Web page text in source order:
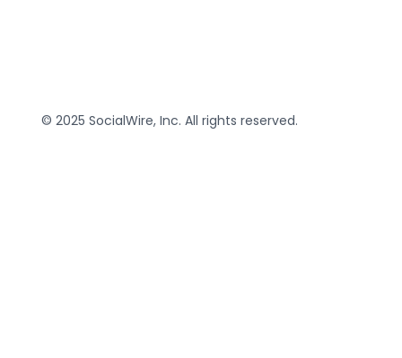
© 2025 SocialWire, Inc. All rights reserved.